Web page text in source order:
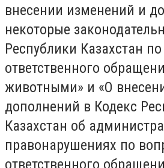
внесении изменений и
некоторые
Республики Казахстан
ответственного
животными» и «О
дополнений в Кодекс
Казахстан об
правонарушениях по
ответственного